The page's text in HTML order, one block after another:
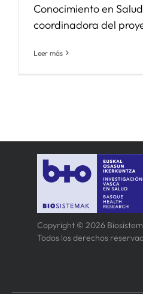
Conocimiento en
coordinadora del
Leer más
Copyright © 2026
Todos los derechos